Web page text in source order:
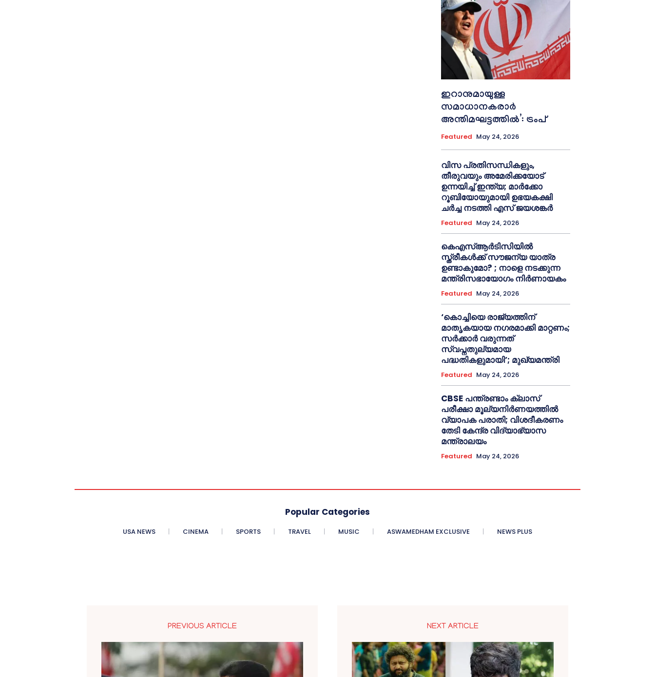
ഇറാനുമായുള്ള
സമാധാനകരാർ
അന്തിമഘട്ടത്തിൽ‌’: ട്രംപ്
Featured May 24, 2026
വിസ പ്രതിസന്ധികളും,
തീരുവയും അമേരിക്കയോട്
ഉന്നയിച്ച് ഇന്ത്യ; മാർക്കോ
റൂബിയോയുമായി ഉഭയകക്ഷി
ചർച്ച നടത്തി എസ് ജയശങ്കർ
Featured May 24, 2026
കെഎസ്ആർടിസിയിൽ
സ്ത്രീകൾക്ക് സൗജന്യ യാത്ര
ഉണ്ടാകുമോ? ; നാളെ നടക്കുന്ന
മന്ത്രിസഭായോഗം നിർണായകം
Featured May 24, 2026
‘കൊച്ചിയെ രാജ്യത്തിന്
മാതൃകയായ നഗരമാക്കി മാറ്റണം;
സർക്കാർ വരുന്നത്
സ്വപ്നതുല്യമായ
പദ്ധതികളുമായി’; മുഖ്യമന്ത്രി
Featured May 24, 2026
CBSE പന്ത്രണ്ടാം ക്ലാസ്
പരീക്ഷാ മൂല്യനിർണയത്തിൽ
വ്യാപക പരാതി; വിശദീകരണം
തേടി കേന്ദ്ര വിദ്യാഭ്യാസ
മന്ത്രാലയം
Featured May 24, 2026
Popular Categories
USA NEWS CINEMA SPORTS TRAVEL MUSIC ASWAMEDHAM EXCLUSIVE NEWS PLUS
PREVIOUS ARTICLE NEXT ARTICLE